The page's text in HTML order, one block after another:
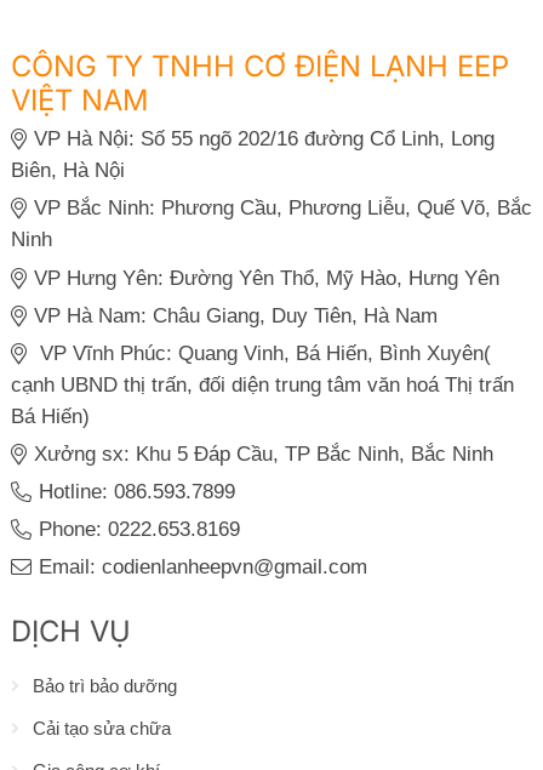
CÔNG TY TNHH CƠ ĐIỆN LẠNH EEP
VIỆT NAM
VP Hà Nội: Số 55 ngõ 202/16 đường Cổ Linh, Long
Biên, Hà Nội
VP Bắc Ninh: Phương Cầu, Phương Liễu, Quế Võ, Bắc
Ninh
VP Hưng Yên: Đường Yên Thổ, Mỹ Hào, Hưng Yên
VP Hà Nam: Châu Giang, Duy Tiên, Hà Nam
VP Vĩnh Phúc: Quang Vinh, Bá Hiến, Bình Xuyên(
cạnh UBND thị trấn, đối diện trung tâm văn hoá Thị trấn
Bá Hiến)
Xưởng sx: Khu 5 Đáp Cầu, TP Bắc Ninh, Bắc Ninh
Hotline: 086.593.7899
Phone: 0222.653.8169
Email: codienlanheepvn@gmail.com
DỊCH VỤ
Bảo trì bảo dưỡng
Cải tạo sửa chữa